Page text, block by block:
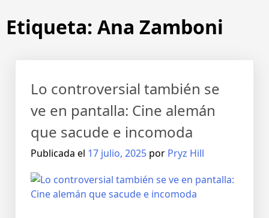
Etiqueta: Ana Zamboni
Lo controversial también se
ve en pantalla: Cine alemán
que sacude e incomoda
Publicada el 17 julio, 2025 por Pryz Hill